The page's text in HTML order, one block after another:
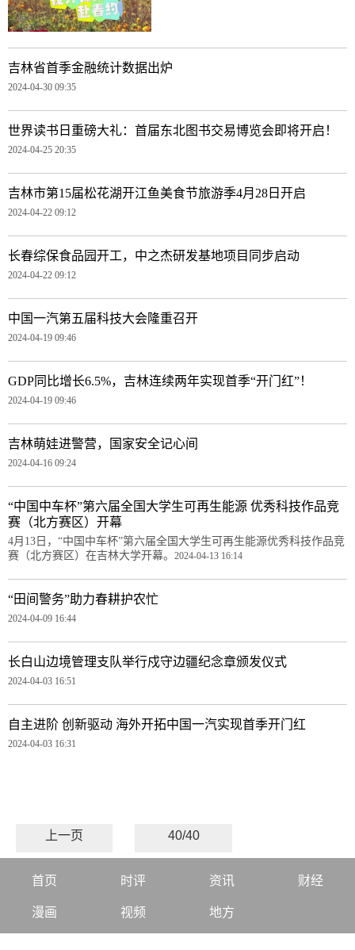
吉林省首季金融统计数据出炉
2024-04-30 09:35
世界读书日重磅大礼：首届东北图书交易博览会即将开启！
2024-04-25 20:35
吉林市第15届松花湖开江鱼美食节旅游季4月28日开启
2024-04-22 09:12
长春综保食品园开工，中之杰研发基地项目同步启动
2024-04-22 09:12
中国一汽第五届科技大会隆重召开
2024-04-19 09:46
GDP同比增长6.5%，吉林连续两年实现首季“开门红”！
2024-04-19 09:46
吉林萌娃进警营，国家安全记心间
2024-04-16 09:24
“中国中车杯”第六届全国大学生可再生能源 优秀科技作品竞
赛（北方赛区）开幕
4月13日，“中国中车杯”第六届全国大学生可再生能源优秀科技作品竞
赛（北方赛区）在吉林大学开幕。 2024-04-13 16:14
“田间警务”助力春耕护农忙
2024-04-09 16:44
长白山边境管理支队举行戍守边疆纪念章颁发仪式
2024-04-03 16:51
自主进阶 创新驱动 海外开拓中国一汽实现首季开门红
2024-04-03 16:31
上一页 40/40
首页 时评 资讯 财经
漫画 视频 地方